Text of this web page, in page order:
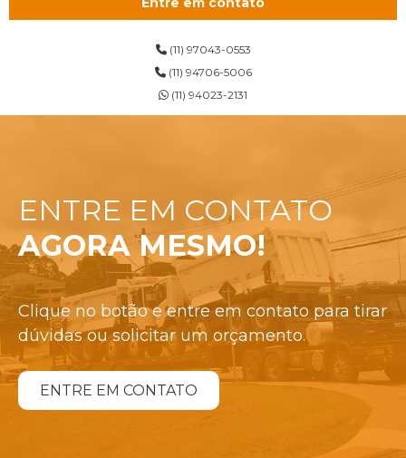
(11) 97043-0553
(11) 94706-5006
(11) 94023-2131
ENTRE EM CONTATO
AGORA MESMO!
Clique no botão e entre em contato para tirar
dúvidas ou solicitar um orçamento.
ENTRE EM CONTATO